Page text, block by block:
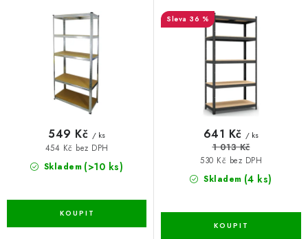
Skladem (>10 ks)
454 Kč bez DPH
549 Kč / ks
36 %
Skladem (4 ks)
530 Kč bez DPH
641 Kč / ks
1 013 Kč